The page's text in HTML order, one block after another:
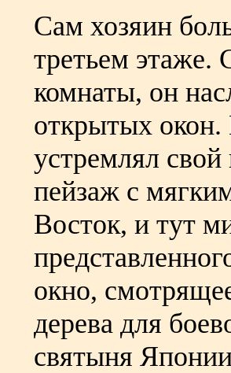
Сам хозяин
третьем этаже.
комнаты, он
открытых окон.
устремлял
пейзаж с
Восток, и тут
окно,
дерева для
святыня